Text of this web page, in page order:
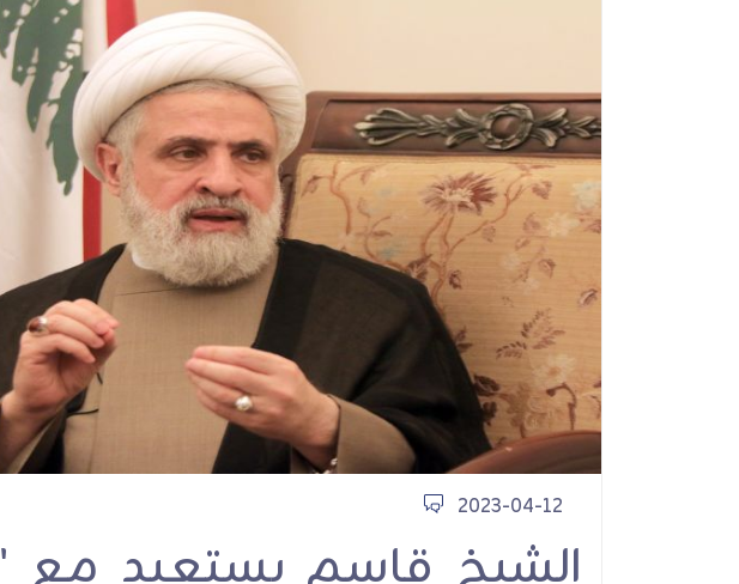
2023-04-12
Loyal to the Pledge: Sheikh
Naim Qassem on
Martyrdom, Resistance
and the Road Ahead
مقابلات
في الذكرى
للتشييع
قاسم